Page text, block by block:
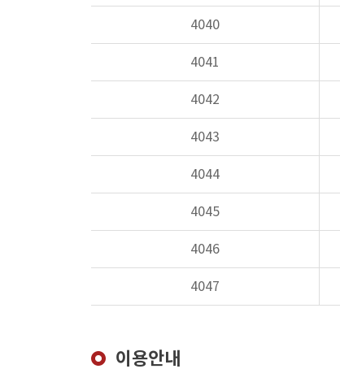
4040
4041
4042
4043
4044
4045
4046
4047
이용안내